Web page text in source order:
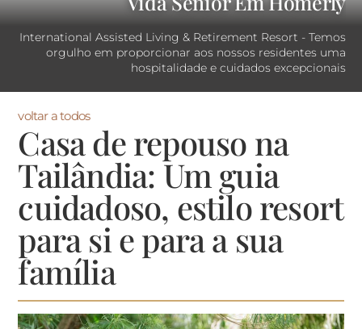
International Assisted Living & Retirement Resort - Temos
orgulho em proporcionar aos nossos residentes uma
hospitalidade e cuidados excepcionais
voltar a todos
Casa de repouso na
Tailândia: Um guia
cuidadoso, estilo resort
para si e para a sua
família